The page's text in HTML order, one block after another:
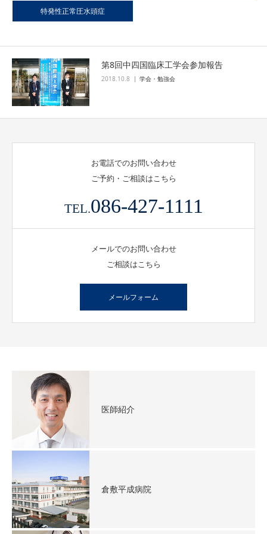
特発性正常圧水頭症
第8回中四国臨床工学会参加報告
2018.10.8 学会・勉強会
お電話でのお問い合わせ
ご予約・ご相談はこちら
TEL.086-427-1111
メールでのお問い合わせ
ご相談はこちら
メールフォーム
医師紹介
倉敷平成病院
チーム医療
チーム医療とは
スタッフ紹介
センター紹介
主な実績・症例数
お知らせ
お問合せ
医療従事者の方へ